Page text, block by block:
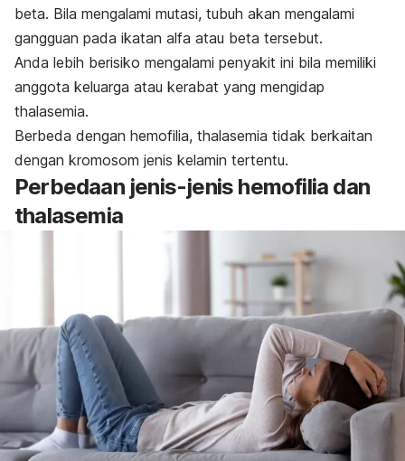
beta. Bila mengalami mutasi, tubuh akan mengalami
gangguan pada ikatan alfa atau beta tersebut.
Anda lebih berisiko mengalami penyakit ini bila memiliki
anggota keluarga atau kerabat yang mengidap
thalasemia.
Berbeda dengan hemofilia, thalasemia tidak berkaitan
dengan kromosom jenis kelamin tertentu.
Perbedaan jenis-jenis hemofilia dan
thalasemia